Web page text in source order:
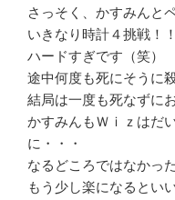
さっそく、かすみんと
いきなり時計４挑戦！！
ハードすぎです（笑）
途中何度も死にそうに
結局は一度も死なずに
かすみんもＷｉｚはだ
に・・・
なるどころではなかっ
もう少し楽になるとい